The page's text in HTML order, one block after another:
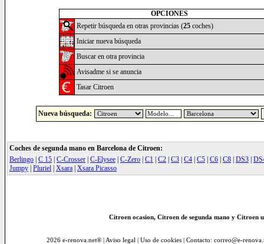
OPCIONES
Repetir búsqueda en otras provincias (25coches)
Iniciar nueva búsqueda
Buscar en otra provincia
Avisadme si se anuncia
Tasar Citroen
Nueva búsqueda:
Coches de segunda mano en Barcelona de Citroen:
Berlingo C 15 C-Crosser C-Elysee C-Zero C1 C2 C3 C4 C5 C6 C8 DS3
Jumpy Pluriel Xsara Xsara Picasso
Citroen ocasion, Citroen de segunda mano y Citroen
2026 e-renova.net® | Aviso legal Uso de cookies| Contacto: correo@e-